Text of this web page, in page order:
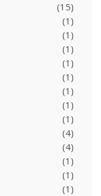
(15)
(1)
(1)
(1)
(1)
(1)
(1)
(1)
(1)
(4)
(4)
(1)
(1)
(1)